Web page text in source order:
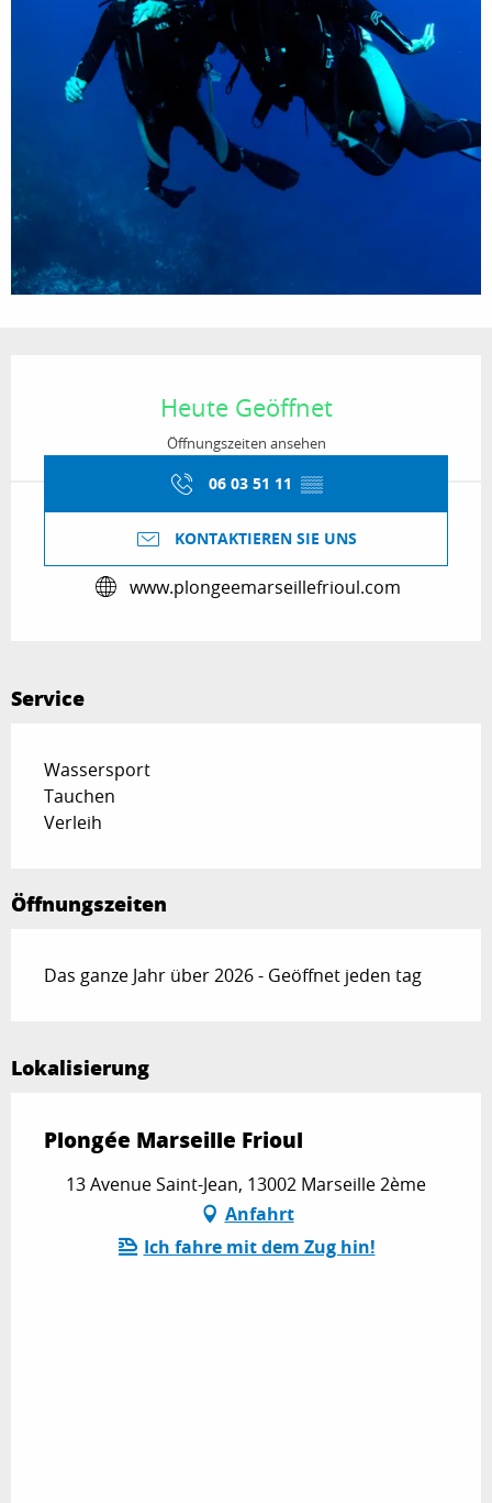
Heute Geöffnet
Öffnungszeiten ansehen
06 03 51 11 ▒▒
KONTAKTIEREN SIE UNS
www.plongeemarseillefrioul.com
Service
Wassersport
Tauchen
Verleih
Öffnungszeiten
Das ganze Jahr über 2026 - Geöffnet jeden tag
Lokalisierung
Plongée Marseille Frioul
13 Avenue Saint-Jean, 13002 Marseille 2ème
Anfahrt
Ich fahre mit dem Zug hin!